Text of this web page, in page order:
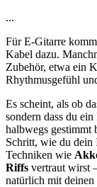
...
Für E-Gitarre
Kabel dazu.
Zubehör, etwa ein
Rhythmusgefühl
Es scheint, als ob
sondern dass du
halbwegs gestimmt
Schritt, wie du dein
Techniken wie
Riffs vertraut wirst
natürlich mit